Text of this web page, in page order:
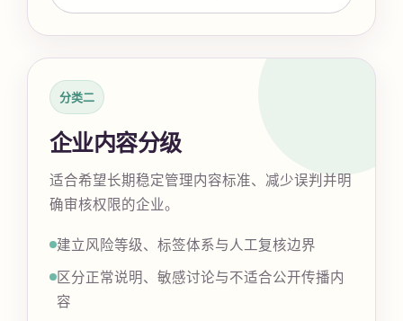
分类二
企业内容分级
适合希望长期稳定管理内容标准、减少误判并明
确审核权限的企业。
建立风险等级、标签体系与人工复核边界
区分正常说明、敏感讨论与不适合公开传播内
容